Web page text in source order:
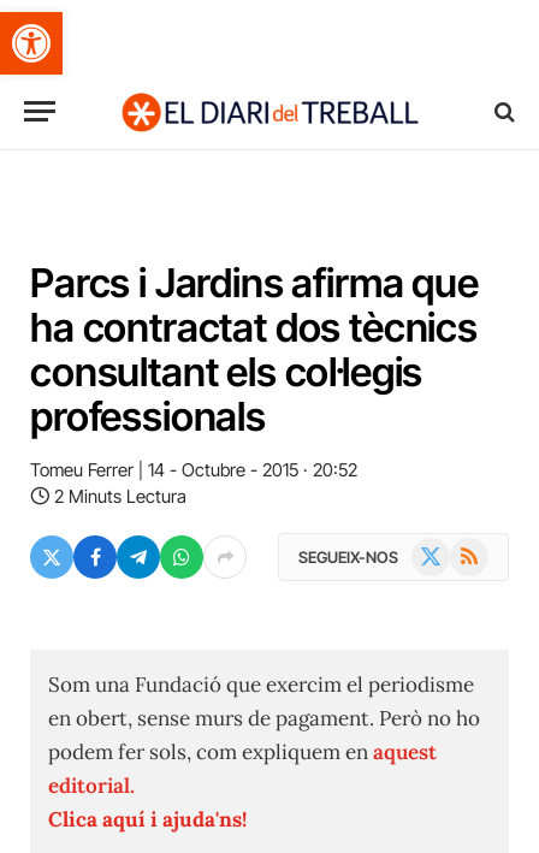
Obre la barra d'eines
Parcs i Jardins afirma que
ha contractat dos tècnics
consultant els col·legis
professionals
Tomeu Ferrer
14 - Octubre - 2015 · 20:52
2 Minuts Lectura
SEGUEIX-NOS RSS
Som una Fundació que exercim el periodisme
en obert, sense murs de pagament. Però no ho
podem fer sols, com expliquem enaquest
editorial.
Clica aquí i ajuda'ns!